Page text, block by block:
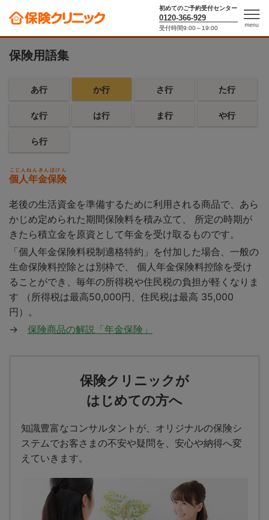
10秒で保険料がわかる！保険シミュレーター
初めてのご予約受付センター
0120-366-929
受付時間9:00～19:00
保険用語集
あ行 か行 さ行 た行
な行 は行 ま行 や行
ら行
個人年金保険
こじんねんきんほけん
老後の生活資金を準備するために利用される商品で、あら
かじめ定められた期間保険料を積み立て、 所定の時期が
きたら積立金を原資として年金を受け取るものです。
「個人年金保険料税制適格特約」を付加した場合、一般の
生命保険料控除とは別枠で、 個人年金保険料控除を受け
ることができ、毎年の所得税や住民税の負担が軽くなりま
す （所得税は最高50,000円、住民税は最高 35,000
円）。
→ 保険商品の解説「年金保険」
保険クリニックが
はじめての方へ
知識豊富なコンサルタントが、オリジナルの保険シ
ステムでお客さまの不安や疑問を、安心や納得へ変
えていきます。